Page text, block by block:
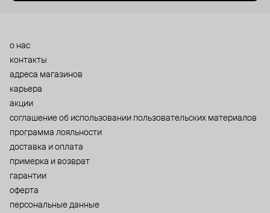
о нас
контакты
адреса магазинов
карьера
акции
cоглашение об использовании пользовательских материалов
программа лояльности
доставка и оплата
примерка и возврат
гарантии
оферта
персональные данные